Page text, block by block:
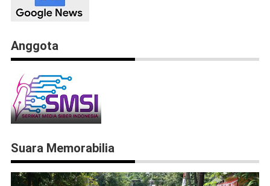
Anggota
Suara Memorabilia